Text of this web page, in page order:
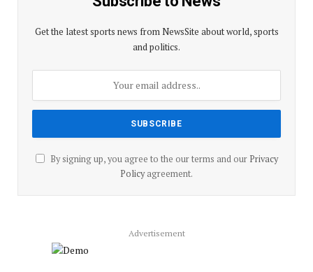
Get the latest sports news from NewsSite about world, sports
and politics.
By signing up, you agree to the our terms and our Privacy
Policyagreement.
Advertisement